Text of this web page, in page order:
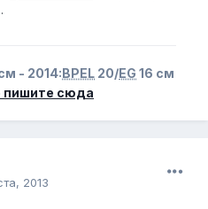
- 2014:BPEL 20/EG 16 см
пишите сюда
2013